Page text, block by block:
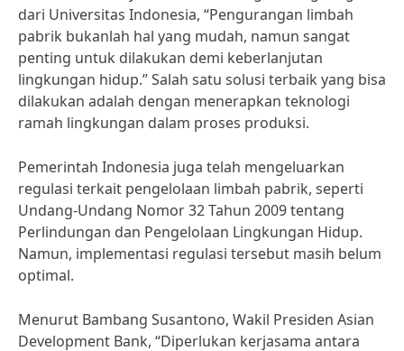
dari Universitas Indonesia, “Pengurangan limbah
pabrik bukanlah hal yang mudah, namun sangat
penting untuk dilakukan demi keberlanjutan
lingkungan hidup.” Salah satu solusi terbaik yang bisa
dilakukan adalah dengan menerapkan teknologi
ramah lingkungan dalam proses produksi.
Pemerintah Indonesia juga telah mengeluarkan
regulasi terkait pengelolaan limbah pabrik, seperti
Undang-Undang Nomor 32 Tahun 2009 tentang
Perlindungan dan Pengelolaan Lingkungan Hidup.
Namun, implementasi regulasi tersebut masih belum
optimal.
Menurut Bambang Susantono, Wakil Presiden Asian
Development Bank, “Diperlukan kerjasama antara